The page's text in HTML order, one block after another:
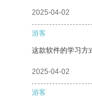
2025-04-02
游客
这款软件的学习方
2025-04-02
游客